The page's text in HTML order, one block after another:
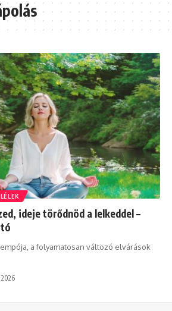
ideje törődnöd a lelkeddel –
a folyamatosan változó elvárások
2026